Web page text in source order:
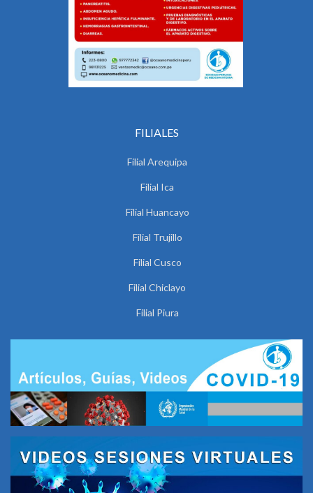
FILIALES
Filial Arequipa
Filial Ica
Filial Huancayo
Filial Trujillo
Filial Cusco
Filial Chiclayo
Filial Piura